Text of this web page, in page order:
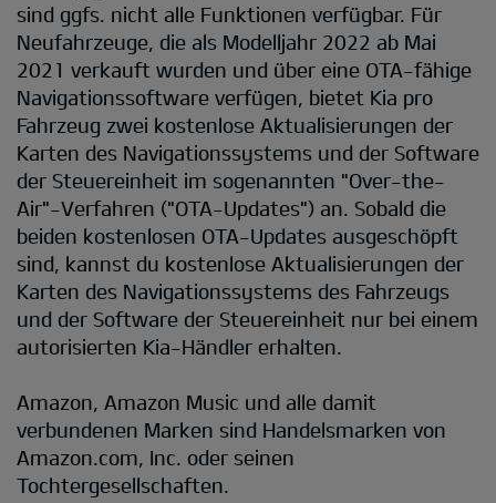
sind ggfs. nicht alle Funktionen verfügbar. Für
Neufahrzeuge, die als Modelljahr 2022 ab Mai
2021 verkauft wurden und über eine OTA-fähige
Navigationssoftware verfügen, bietet Kia pro
Fahrzeug zwei kostenlose Aktualisierungen der
Karten des Navigationssystems und der Software
der Steuereinheit im sogenannten "Over-the-
Air"-Verfahren ("OTA-Updates") an. Sobald die
beiden kostenlosen OTA-Updates ausgeschöpft
sind, kannst du kostenlose Aktualisierungen der
Karten des Navigationssystems des Fahrzeugs
und der Software der Steuereinheit nur bei einem
autorisierten Kia-Händler erhalten.
Amazon, Amazon Music und alle damit
verbundenen Marken sind Handelsmarken von
Amazon.com, Inc. oder seinen
Tochtergesellschaften.